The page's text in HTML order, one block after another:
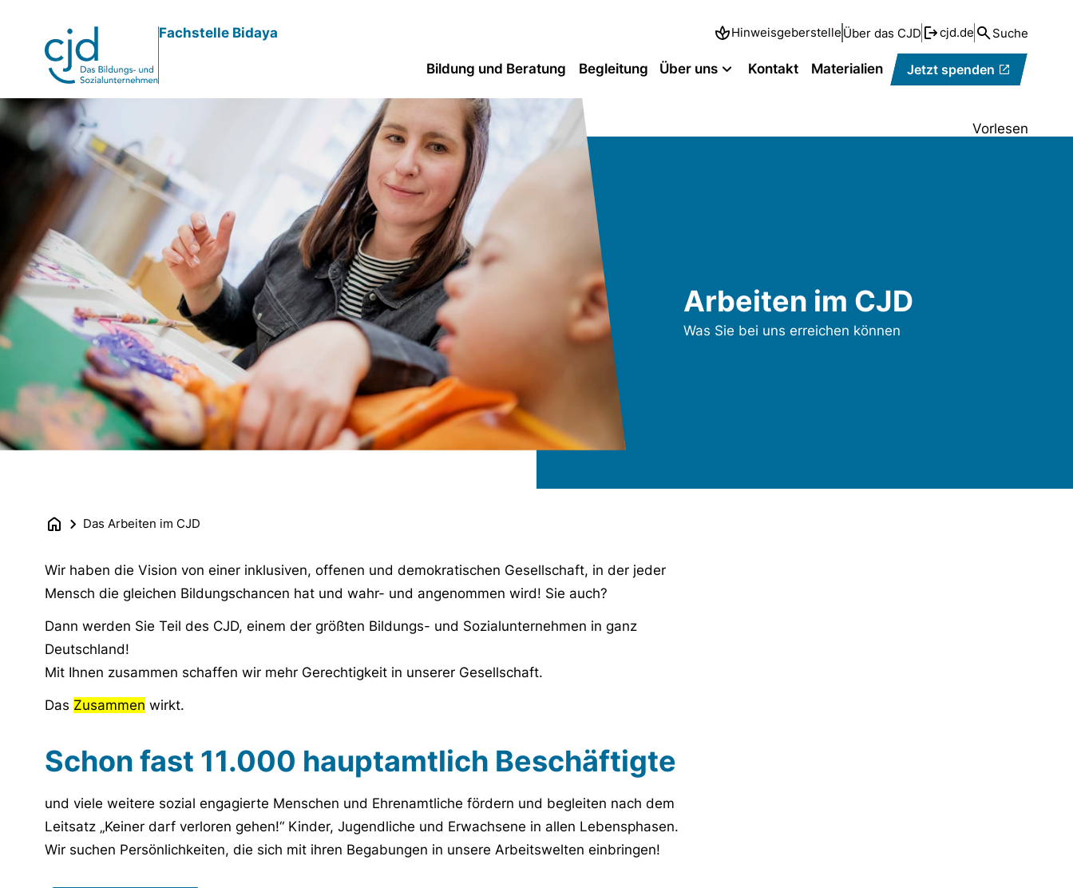
Fachstelle Bidaya Hinweisgeberstelle Über das CJD cjd.de Suche
Jetzt spenden
Bildung und Beratung Begleitung Über uns Kontakt Materialien
Vorlesen
Arbeiten im CJD
Was Sie bei uns erreichen können
Das Arbeiten im CJD
Wir haben die Vision von einer inklusiven, offenen und demokratischen Gesellschaft, in der jeder
Mensch die gleichen Bildungschancen hat und wahr- und angenommen wird! Sie auch?
Dann werden Sie Teil des CJD, einem der größten Bildungs- und Sozialunternehmen in ganz
Deutschland!
Mit Ihnen zusammen schaffen wir mehr Gerechtigkeit in unserer Gesellschaft.
Das Zusammen wirkt.
Schon fast 11.000 hauptamtlich Beschäftigte
und viele weitere sozial engagierte Menschen und Ehrenamtliche fördern und begleiten nach dem
Leitsatz „Keiner darf verloren gehen!“ Kinder, Jugendliche und Erwachsene in allen Lebensphasen.
Wir suchen Persönlichkeiten, die sich mit ihren Begabungen in unsere Arbeitswelten einbringen!